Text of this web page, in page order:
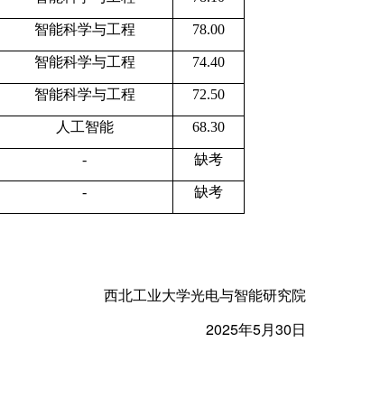
智能科学与工程 78.00
智能科学与工程 74.40
智能科学与工程 72.50
人工智能 68.30
- 缺考
- 缺考
西北工业大学光电与智能研究院
2025年5月30日